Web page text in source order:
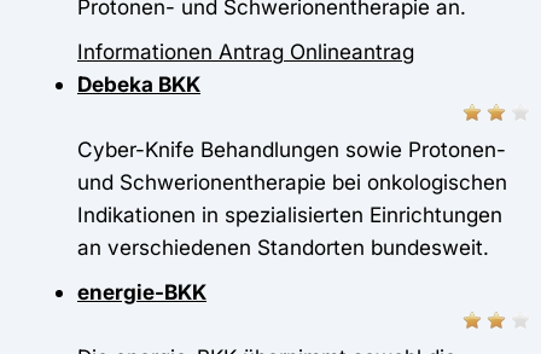
Protonen- und Schwerionentherapie an.
Informationen Antrag Onlineantrag
Debeka BKK
Cyber-Knife Behandlungen sowie Protonen-
und Schwerionentherapie bei onkologischen
Indikationen in spezialisierten Einrichtungen
an verschiedenen Standorten bundesweit.
energie-BKK